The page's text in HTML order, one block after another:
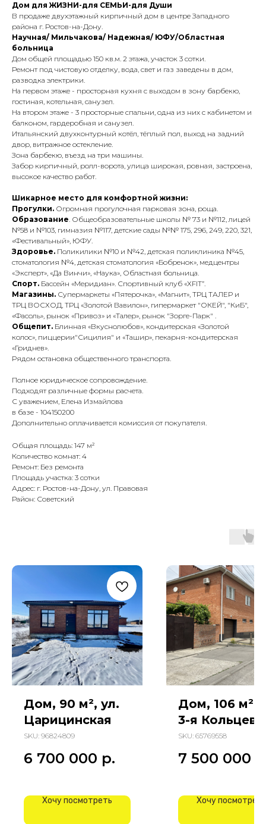
Дoм для ЖИЗHИ-для СЕМЬИ-для Души
В продаже двухэтажный кирпичный дом в центре Западного
района г. Ростов-на-Дону.
Научная/ Мильчакова/ Надежная/ ЮФУ/Областная
больница
Дом общей площадью 150 кв.м. 2 этажа, участок 3 сотки.
Ремонт под чистовую отделку, вода, свет и газ заведены в дом,
разводка электрики.
На первом этаже - просторная кухня с выходом в зону барбекю,
гостиная, котельная, санузел.
На втором этаже - 3 просторные спальни, одна из них с кабинетом и
балконом, гардеробная и санузел.
Итальянский двухконтурный котёл, тёплый пол, выход на задний
двор, витражное остекление.
Зона барбекю, въезд на три машины.
Забор кирпичный, ролл-ворота, улицa широкая, ровная, застроена,
высокое качество работ.
Шикарное место для комфортной жизни:
Прогулки. Огромная прогулочная парковая зона, роща.
Образование. Общеобразовательные школы № 73 и №112, лицей
№58 и №103, гимназия №117, детские сады №№ 175, 296, 249, 220, 321,
«Фестивальный», ЮФУ.
Здоровье. Поликилики №10 и №42, детская поликлиника №45,
стоматология №4, детская стоматология «Бобренок», медцентры
«Эксперт», «Да Винчи», «Наука», Областная больница.
Спорт. Бассейн «Меридиан». Спортивный клуб «XFIT”.
Магазины. Супермаркеты «Пятерочка», «Магнит», ТРЦ ТАЛЕР и
ТРЦ ВОСХОД, ТРЦ «Золотой Вавилон», гипермаркет "ОКЕЙ", "КиБ",
«Фасоль», рынок «Привоз» и «Талер», рынок "Зорге-Парк" .
Общепит. Блинная «Вкуснолюбов», кондитерская «Золотой
колос», пиццерии"Сицилия" и «Ташир», пекарня-кондитерская
«Гриднев».
Рядом остановка общественного транспорта.
Полное юридическое сопровождение.
Подходят различные формы расчета.
С уважением, Елена Измайлова
в базе - 104150200
Дополнительно оплачивается комиссия от покупателя.
Общая площадь: 147 м²
Количество комнат: 4
Ремонт: Без ремонта
Площадь участка: 3 сотки
Адрес: г. Ростов-на-Дону, ул. Правовая
Район: Советский
Дом, 90 м², ул.
Царицинская
SKU: 96824809
6 700 000 р.
Хочу посмотреть
Дом, 106 м²,
3-я
SKU: 65769558
7 500 000
Хочу посмотреть